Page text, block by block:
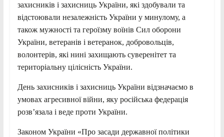
захисників і захисниць України, які здобували та
відстоювали незалежність України у минулому, а
також мужності та героїзму воїнів Сил оборони
України, ветеранів і ветеранок, добровольців,
волонтерів, які нині захищають суверенітет та
територіальну цілісність України.
День захисників і захисниць України відзначаємо в
умовах агресивної війни, яку російська федерація
розв’язала і веде проти України.
Законом України «Про засади державної політики